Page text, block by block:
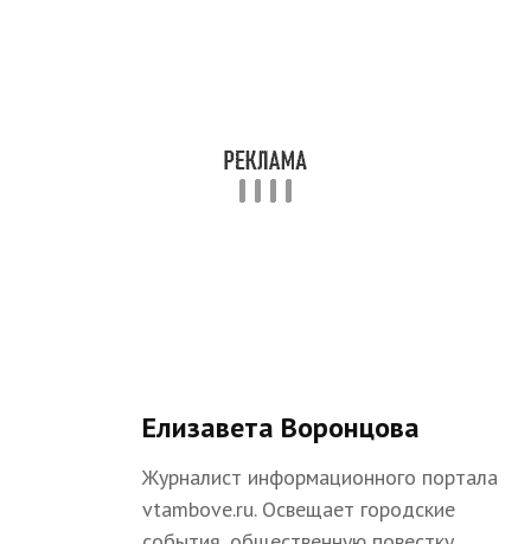
Елизавета Воронцова
Журналист информационного портала
vtambove.ru. Освещает городские